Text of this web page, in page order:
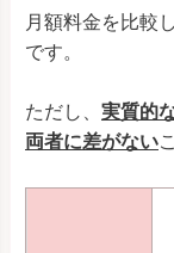
月額料金を比較
です。
ただし、 実質的
両者に差がない